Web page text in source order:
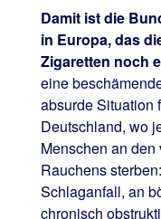
Damit ist die
in Europa, das
Zigaretten noch
eine
absurde Situation
Deutschland, wo
Menschen an
Rauchens
Schlaganfall, an
chronisch